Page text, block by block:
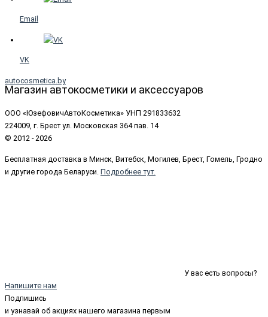
Email
VK
autocosmetica.by
Магазин автокосметики и аксессуаров
ООО «ЮзефовичАвтоКосметика» УНП 291833632
224009, г. Брест ул. Московская 364 пав. 14
© 2012 - 2026
Бесплатная доставка в Минск, Витебск, Могилев, Брест, Гомель, Гродно
и другие города Беларуси. Подробнее тут.
У вас есть вопросы?
Напишите нам
Подпишись
и узнавай об акциях нашего магазина первым